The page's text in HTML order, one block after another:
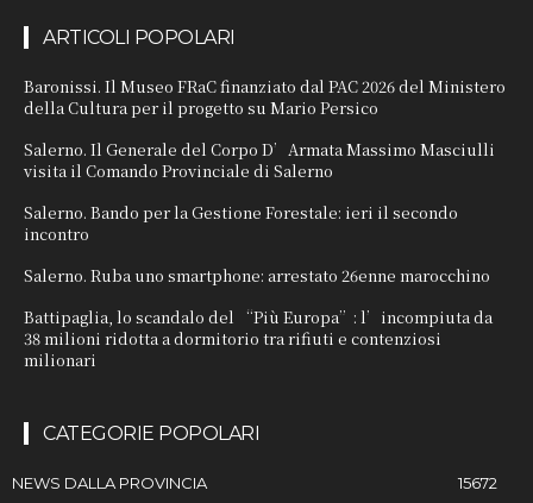
ARTICOLI POPOLARI
Baronissi. Il Museo FRaC finanziato dal PAC 2026 del Ministero
della Cultura per il progetto su Mario Persico
Salerno. Il Generale del Corpo D’Armata Massimo Masciulli
visita il Comando Provinciale di Salerno
Salerno. Bando per la Gestione Forestale: ieri il secondo
incontro
Salerno. Ruba uno smartphone: arrestato 26enne marocchino
Battipaglia, lo scandalo del “Più Europa”: l’incompiuta da
38 milioni ridotta a dormitorio tra rifiuti e contenziosi
milionari
CATEGORIE POPOLARI
NEWS DALLA PROVINCIA 15672